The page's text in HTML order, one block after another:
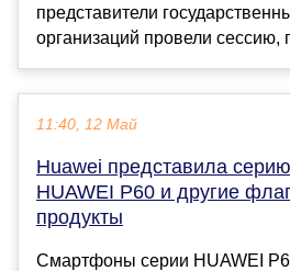
представители
организаций провели сессию,
11:40, 12 Май
Huawei представила
HUAWEI P60 и другие
продукты
Смартфоны серии HUAWEI